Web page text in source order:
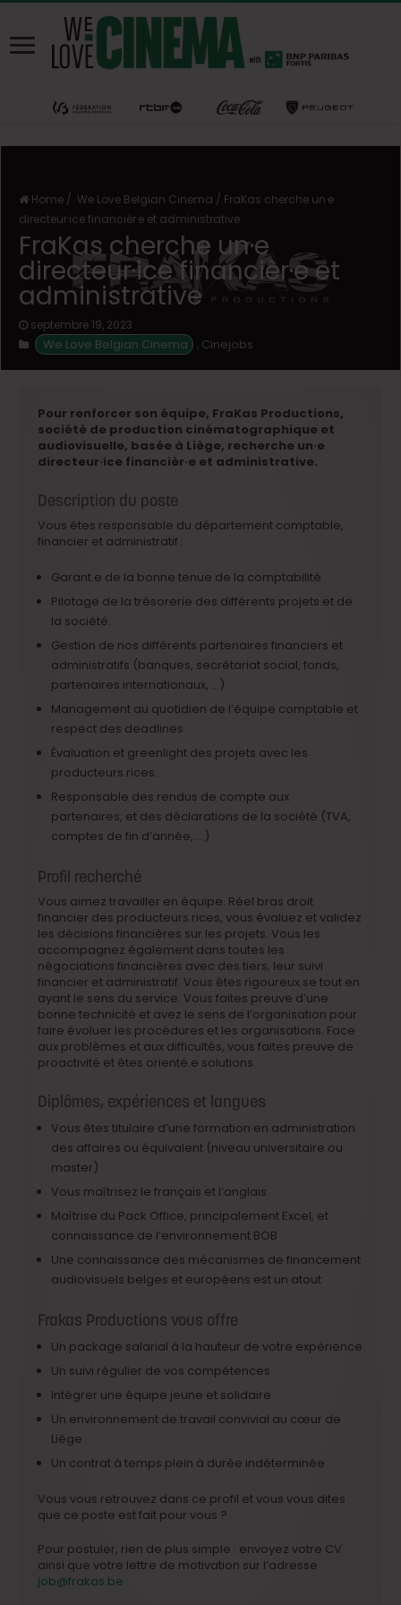
Home / We Love Belgian Cinema / FraKas cherche un·e
directeur·ice financièr·e et administrative
FraKas cherche un·e
directeur·ice financièr·e et
administrative
septembre 19, 2023
We Love Belgian Cinema , Cinejobs
Pour renforcer son équipe, FraKas Productions,
société de production cinématographique et
audiovisuelle, basée à Liège, recherche un·e
directeur·ice financièr·e et administrative.
Description du poste
Vous êtes responsable du département comptable,
financier et administratif :
Garant.e de la bonne tenue de la comptabilité
Pilotage de la trésorerie des différents projets et de
la société.
Gestion de nos différents partenaires financiers et
administratifs (banques, secrétariat social, fonds,
partenaires internationaux, …)
Management au quotidien de l’équipe comptable et
respect des deadlines
Évaluation et greenlight des projets avec les
producteurs.rices.
Responsable des rendus de compte aux
partenaires, et des déclarations de la société (TVA,
comptes de fin d’année, …)
Profil recherché
Vous aimez travailler en équipe. Réel bras droit
financier des producteurs.rices, vous évaluez et validez
les décisions financières sur les projets. Vous les
accompagnez également dans toutes les
négociations financières avec des tiers, leur suivi
financier et administratif. Vous êtes rigoureux.se tout en
ayant le sens du service. Vous faites preuve d’une
bonne technicité et avez le sens de l’organisation pour
faire évoluer les procédures et les organisations. Face
aux problèmes et aux difficultés, vous faites preuve de
proactivité et êtes orienté.e solutions.
Diplômes, expériences et langues
Vous êtes titulaire d’une formation en administration
des affaires ou équivalent (niveau universitaire ou
master)
Vous maîtrisez le français et l’anglais
Maîtrise du Pack Office, principalement Excel, et
connaissance de l’environnement BOB
Une connaissance des mécanismes de financement
audiovisuels belges et européens est un atout
Frakas Productions vous offre
Un package salarial à la hauteur de votre expérience
Un suivi régulier de vos compétences
Intégrer une équipe jeune et solidaire
Un environnement de travail convivial au cœur de
Liège
Un contrat à temps plein à durée indéterminée
Vous vous retrouvez dans ce profil et vous vous dites
que ce poste est fait pour vous ?
Pour postuler, rien de plus simple : envoyez votre CV
ainsi que votre lettre de motivation sur l’adresse
job@frakas.be